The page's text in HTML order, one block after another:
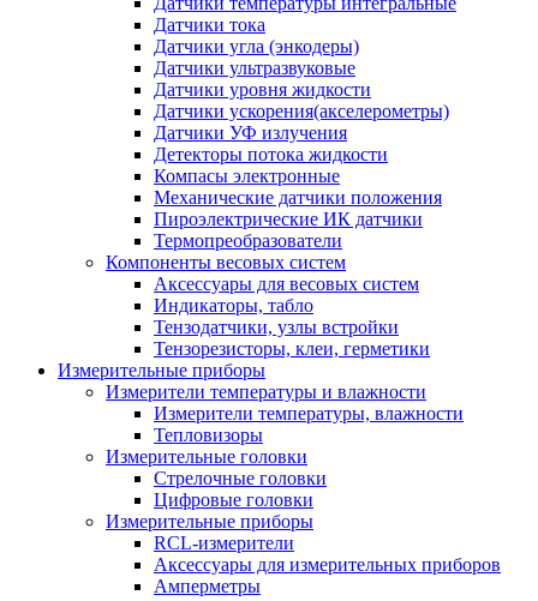
Датчики тока
Датчики угла (энкодеры)
Датчики ультразвуковые
Датчики уровня жидкости
Датчики ускорения(акселерометры)
Датчики УФ излучения
Детекторы потока жидкости
Компасы электронные
Механические датчики положения
Пироэлектрические ИК датчики
Термопреобразователи
Компоненты весовых систем
Аксессуары для весовых систем
Индикаторы, табло
Тензодатчики, узлы встройки
Тензорезисторы, клеи, герметики
Измерительные приборы
Измерители температуры и влажности
Измерители температуры, влажности
Тепловизоры
Измерительные головки
Стрелочные головки
Цифровые головки
Измерительные приборы
RCL-измерители
Аксессуары для измерительных приборов
Амперметры